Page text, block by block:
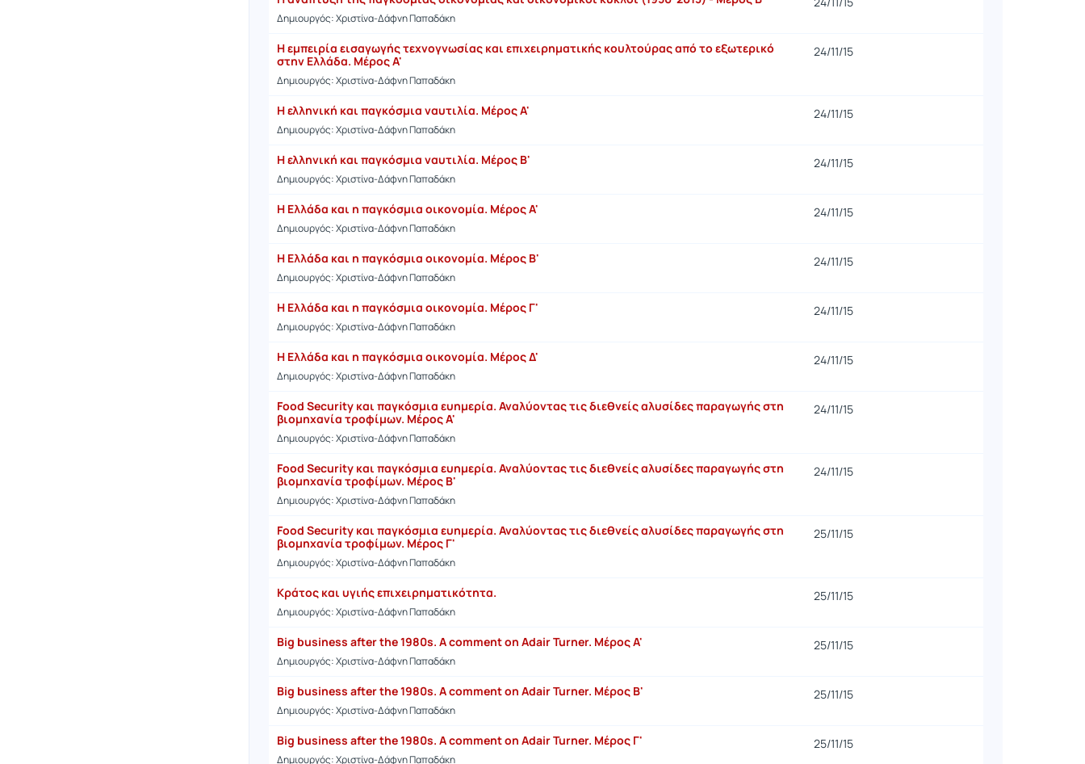
Δημιουργός: Χριστίνα-Δάφνη Παπαδάκη
Η εμπειρία εισαγωγής τεχνογνωσίας και επιχειρηματικής κουλτούρας από το εξωτερικό
στην Ελλάδα. Μέρος Α'
Δημιουργός: Χριστίνα-Δάφνη Παπαδάκη
24/11/15
Η ελληνική και παγκόσμια ναυτιλία. Μέρος Α'
Δημιουργός: Χριστίνα-Δάφνη Παπαδάκη
24/11/15
Η ελληνική και παγκόσμια ναυτιλία. Μέρος Β'
Δημιουργός: Χριστίνα-Δάφνη Παπαδάκη
24/11/15
Η Ελλάδα και η παγκόσμια οικονομία. Μέρος Α'
Δημιουργός: Χριστίνα-Δάφνη Παπαδάκη
24/11/15
Η Ελλάδα και η παγκόσμια οικονομία. Μέρος Β'
Δημιουργός: Χριστίνα-Δάφνη Παπαδάκη
24/11/15
Η Ελλάδα και η παγκόσμια οικονομία. Μέρος Γ'
Δημιουργός: Χριστίνα-Δάφνη Παπαδάκη
24/11/15
Η Ελλάδα και η παγκόσμια οικονομία. Μέρος Δ'
Δημιουργός: Χριστίνα-Δάφνη Παπαδάκη
24/11/15
Food Security και παγκόσμια ευημερία. Αναλύοντας τις διεθνείς αλυσίδες παραγωγής στη
βιομηχανία τροφίμων. Μέρος Α'
Δημιουργός: Χριστίνα-Δάφνη Παπαδάκη
24/11/15
Food Security και παγκόσμια ευημερία. Αναλύοντας τις διεθνείς αλυσίδες παραγωγής στη
βιομηχανία τροφίμων. Μέρος Β'
Δημιουργός: Χριστίνα-Δάφνη Παπαδάκη
24/11/15
Food Security και παγκόσμια ευημερία. Αναλύοντας τις διεθνείς αλυσίδες παραγωγής στη
βιομηχανία τροφίμων. Μέρος Γ'
Δημιουργός: Χριστίνα-Δάφνη Παπαδάκη
25/11/15
Κράτος και υγιής επιχειρηματικότητα.
Δημιουργός: Χριστίνα-Δάφνη Παπαδάκη
25/11/15
Big business after the 1980s. A comment on Adair Turner. Μέρος Α'
Δημιουργός: Χριστίνα-Δάφνη Παπαδάκη
25/11/15
Big business after the 1980s. A comment on Adair Turner. Μέρος Β'
Δημιουργός: Χριστίνα-Δάφνη Παπαδάκη
25/11/15
Big business after the 1980s. A comment on Adair Turner. Μέρος Γ'
Δημιουργός: Χριστίνα-Δάφνη Παπαδάκη
25/11/15